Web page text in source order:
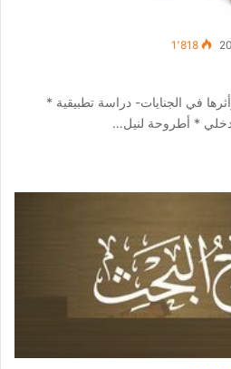
1٬818
في الجنايات- دراسة تطبيقية *
* أطروحة لنيل…